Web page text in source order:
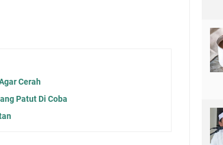
Cerah
Patut Di Coba